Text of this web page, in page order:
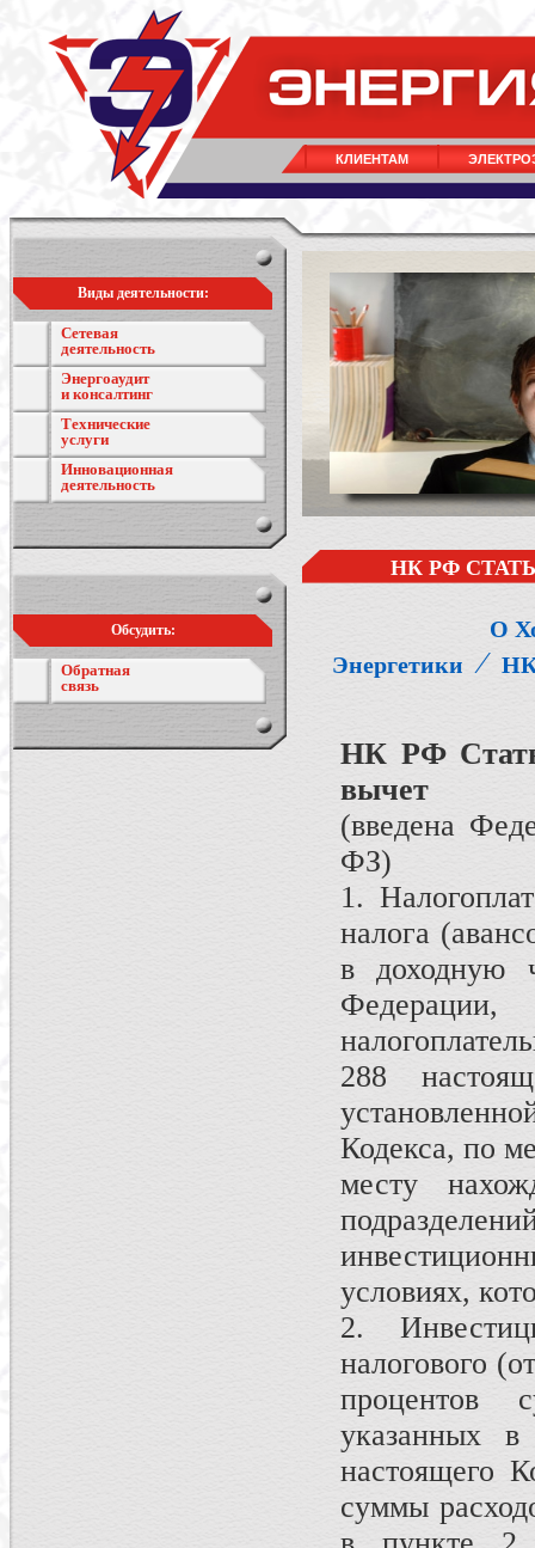
КЛИЕНТАМ
Виды деятельности:
Сетевая
деятельность
Энергоаудит
и консалтинг
Технические
услуги
Инновационная
деятельность
Обсудить:
Обратная
связь
НК РФ
О
Энергетики ⁄ НК
НК РФ
вычет
(введена
ФЗ)
1.
налога
в доходную
288
Кодекса, по
месту
условиях,
2.
налогового
процентов
указанных
настоящего
суммы